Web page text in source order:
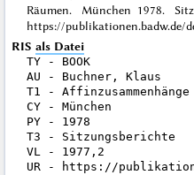
Räumen. München 1978.
https://publikationen.badw.de/
RIS als Datei
TY - BOOK
AU - Buchner, Klaus
T1 -
CY - München
PY - 1978
T3 - Sitzungsberichte
VL - 1977,2
UR - https://